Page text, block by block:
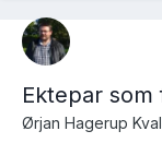
Ektepar som
Ørjan Hagerup